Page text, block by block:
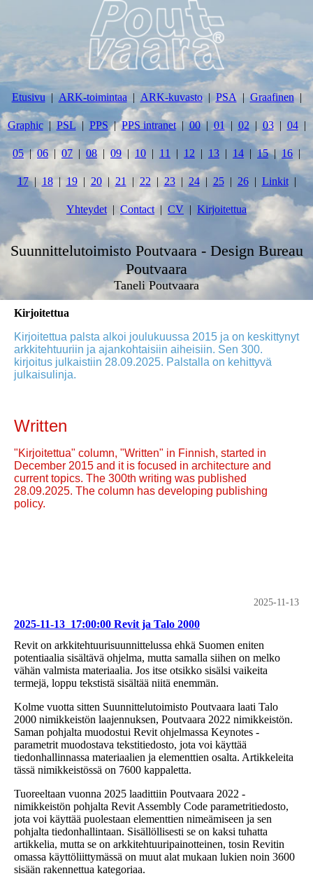
Etusivu ARK-toimintaa ARK-kuvasto PSA Graafinen
Graphic PSL PPS PPS intranet 00 01 02 03 04
05 06 07 08 09 10 11 12 13 14 15 16
17 18 19 20 21 22 23 24 25 26 Linkit
Yhteydet Contact CV Kirjoitettua
Suunnittelutoimisto Poutvaara - Design Bureau
Poutvaara
Taneli Poutvaara
Kirjoitettua
Kirjoitettua palsta alkoi joulukuussa 2015 ja on keskittynyt
arkkitehtuuriin ja ajankohtaisiin aiheisiin. Sen 300.
kirjoitus julkaistiin 28.09.2025. Palstalla on kehittyvä
julkaisulinja.
Written
"Kirjoitettua" column, "Written" in Finnish, started in
December 2015 and it is focused in architecture and
current topics. The 300th writing was published
28.09.2025. The column has developing publishing
policy.
2025-11-13
2025-11-13_17:00:00 Revit ja Talo 2000
Revit on arkkitehtuurisuunnittelussa ehkä Suomen eniten
potentiaalia sisältävä ohjelma, mutta samalla siihen on melko
vähän valmista materiaalia. Jos itse otsikko sisälsi vaikeita
termejä, loppu tekstistä sisältää niitä enemmän.
Kolme vuotta sitten Suunnittelutoimisto Poutvaara laati Talo
2000 nimikkeistön laajennuksen, Poutvaara 2022 nimikkeistön.
Saman pohjalta muodostui Revit ohjelmassa Keynotes -
parametrit muodostava tekstitiedosto, jota voi käyttää
tiedonhallinnassa materiaalien ja elementtien osalta. Artikkeleita
tässä nimikkeistössä on 7600 kappaletta.
Tuoreeltaan vuonna 2025 laadittiin Poutvaara 2022 -
nimikkeistön pohjalta Revit Assembly Code parametritiedosto,
jota voi käyttää puolestaan elementtien nimeämiseen ja sen
pohjalta tiedonhallintaan. Sisällöllisesti se on kaksi tuhatta
artikkelia, mutta se on arkkitehtuuripainotteinen, tosin Revitin
omassa käyttöliittymässä on muut alat mukaan lukien noin 3600
sisään rakennettua kategoriaa.